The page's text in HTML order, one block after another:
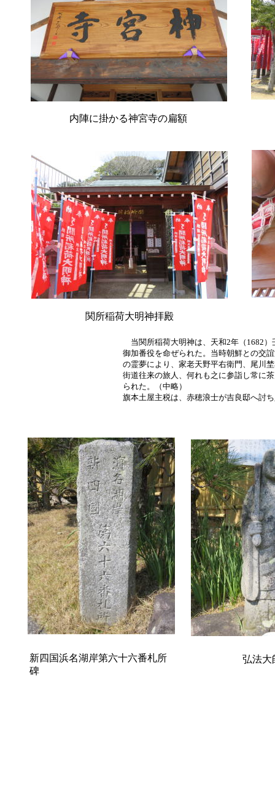
弘法大
新四国浜名湖岸第六十六番札所
碑
当関所稲荷大明神は、天和2年（1682）
御加番役を命ぜられた。当時朝鮮との交
の霊夢により、家老天野平右衛門、尾川
街道往来の旅人、何れも之に参詣し常に
られた。（中略）
旗本土屋主税は、赤穂浪士が吉良邸へ討
関所稲荷大明神拝殿
内陣に掛かる神宮寺の扁額